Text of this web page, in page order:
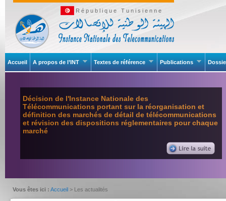
République Tunisienne
Accueil A propos de l’INT Textes de référence Publications
Décision de l'Instance Nationale des
Télécommunications portant sur la réorganisation et
définition des marchés de détail de télécommunications
et révision des dispositions réglementaires pour chaque
marché
Vous êtes ici : Accueil > Les actualités